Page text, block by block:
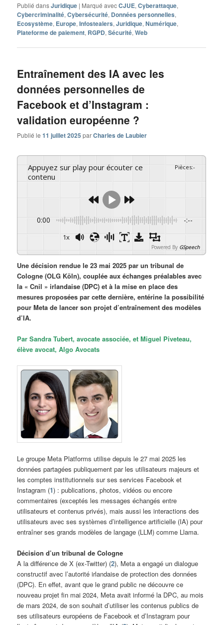
Publié dansJuridique | Marqué avecCJUE,Cyberattaque,
Cybercriminalité,Cybersécurité, Données personnelles,
Ecosystème, Europe,Infostealers,Juridique,Numérique,
Plateforme de paiement, RGPD,Sécurité,Web
Entraînement des IA avec les
données personnelles de
Facebook et d’Instagram :
validation européenne ?
Publié le11 juillet 2025 parCharles de Laubier
Appuyez sur play pour écouter ce
contenu
Pièces:-
0:00 -:--
1x
Powered By GSpeech
Une décision rendue le 23 mai 2025 par un tribunal de
Cologne (OLG Köln), couplée aux échanges préalables avec
la « Cnil » irlandaise (DPC) et à la mise en place des
mesures proposées par cette dernière, entérine la possibilité
pour Meta de lancer son projet d’entraînement des modèles
d’IA.
Par Sandra Tubert, avocate associée, et Miguel Piveteau,
élève avocat, Algo Avocats
Le groupe Meta Platforms utilise depuis le 27 mai 2025 les
données partagées publiquement par les utilisateurs majeurs et
les comptes institutionnels sur ses services Facebook et
Instagram (1) : publications, photos, vidéos ou encore
commentaires (exceptés les messages échangés entre
utilisateurs et contenus privés), mais aussi les interactions des
utilisateurs avec ses systèmes d’intelligence artificielle (IA) pour
entraîner ses grands modèles de langage (LLM) comme Llama.
Décision d’un tribunal de Cologne
A la différence de X (ex-Twitter) (2), Meta a engagé un dialogue
constructif avec l’autorité irlandaise de protection des données
(DPC). En effet, avant que le grand public ne découvre ce
nouveau projet fin mai 2024, Meta avait informé la DPC, au mois
de mars 2024, de son souhait d’utiliser les contenus publics de
ses utilisateurs européens de Facebook et d’Instagram pour